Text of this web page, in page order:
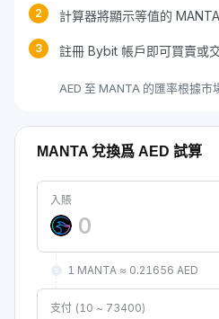
2 計算器將顯示等值的 MANTA
3 註冊 Bybit 帳戶即可買賣或
AED 至 MANTA 的匯率根據市
MANTA 兌換爲 AED 試算
入賬
1 MANTA ≈ 0.21656 AED
支付 (10 ~ 73400)